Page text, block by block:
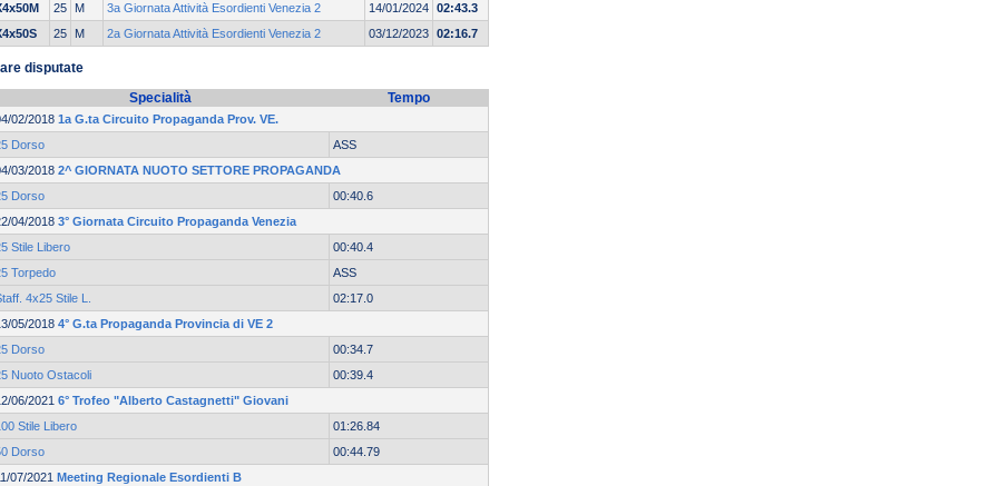
25 M 3a Giornata Attività Esordienti Venezia 2 14/01/2024 02:43.3
25 M 2a Giornata Attività Esordienti Venezia 2 03/12/2023 02:16.7
disputate
Specialità
Tempo
02/2018 1a G.ta Circuito Propaganda Prov. VE.
Dorso
ASS
03/2018 2^ GIORNATA NUOTO SETTORE PROPAGANDA
Dorso
00:40.6
04/2018 3° Giornata Circuito Propaganda Venezia
Stile Libero
00:40.4
Torpedo
ASS
4x25 Stile L.
02:17.0
05/2018 4° G.ta Propaganda Provincia di VE 2
Dorso
00:34.7
Nuoto Ostacoli
00:39.4
06/2021 6° Trofeo "Alberto Castagnetti" Giovani
Stile Libero
01:26.84
Dorso
00:44.79
07/2021 Meeting Regionale Esordienti B